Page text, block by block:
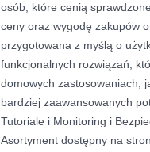
osób, które cenią
ceny oraz wygodę zakupów
przygotowana z myślą o
funkcjonalnych rozwiązań,
domowych zastosowaniach,
bardziej zaawansowanych
Tutoriale i Monitoring i
Asortyment dostępny na